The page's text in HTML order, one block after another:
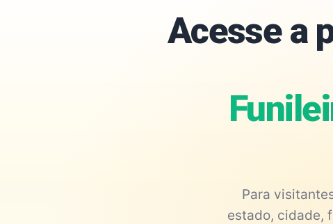
Acesse a
Para
estado, cidade,